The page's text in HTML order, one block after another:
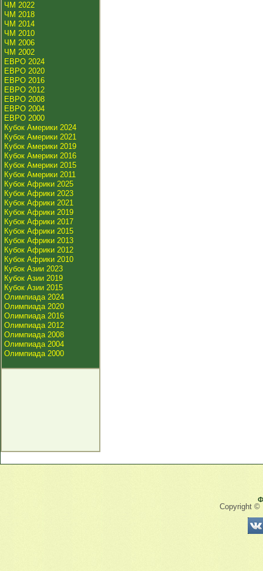
ЧМ 2022
ЧМ 2018
ЧМ 2014
ЧМ 2010
ЧМ 2006
ЧМ 2002
ЕВРО 2024
ЕВРО 2020
ЕВРО 2016
ЕВРО 2012
ЕВРО 2008
ЕВРО 2004
ЕВРО 2000
Кубок Америки 2024
Кубок Америки 2021
Кубок Америки 2019
Кубок Америки 2016
Кубок Америки 2015
Кубок Америки 2011
Кубок Африки 2025
Кубок Африки 2023
Кубок Африки 2021
Кубок Африки 2019
Кубок Африки 2017
Кубок Африки 2015
Кубок Африки 2013
Кубок Африки 2012
Кубок Африки 2010
Кубок Азии 2023
Кубок Азии 2019
Кубок Азии 2015
Олимпиада 2024
Олимпиада 2020
Олимпиада 2016
Олимпиада 2012
Олимпиада 2008
Олимпиада 2004
Олимпиада 2000
Copyright ©